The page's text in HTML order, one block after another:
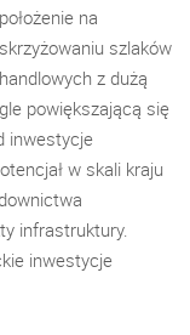
położenie na
skrzyżowaniu szlaków
handlowych z dużą
powiększającą się
inwestycje
w skali kraju
infrastruktury.
inwestycje